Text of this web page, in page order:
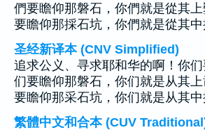
們要瞻仰那磐石，你們就是從其
要瞻仰那採石坑，你們就是從其中
圣经新译本 (CNV Simplified)
追求公义、寻求耶和华的啊！你
们要瞻仰那磐石，你们就是从其
要瞻仰那采石坑，你们就是从其中
繁體中文和合本 (CUV